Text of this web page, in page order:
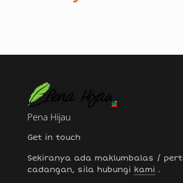
Pena Hijau
Get in touch
Sekiranya ada maklumbalas /
cadangan, sila hubungi kami .